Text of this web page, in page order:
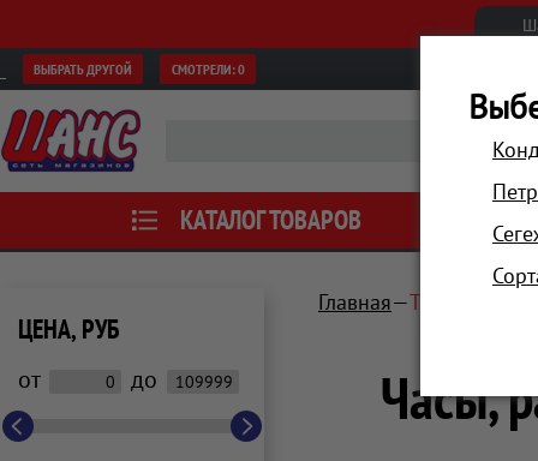
ВЫБРАТЬ ДРУГОЙ СМОТРЕЛИ:0
КАТАЛОГ ТОВАРОВ АКЦИИ
ЦЕНА, РУБ
от до
Главная Техника для
Часы,